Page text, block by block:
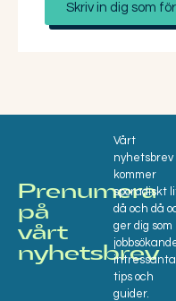
Skriv in dig som
Prenumera
på
vårt
nyhetsbrev​
Vårt
nyhetsbrev
kommer
sporadiskt
då och då
ger dig som
intressanta
tips och
guider.